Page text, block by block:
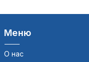
Меню
О нас